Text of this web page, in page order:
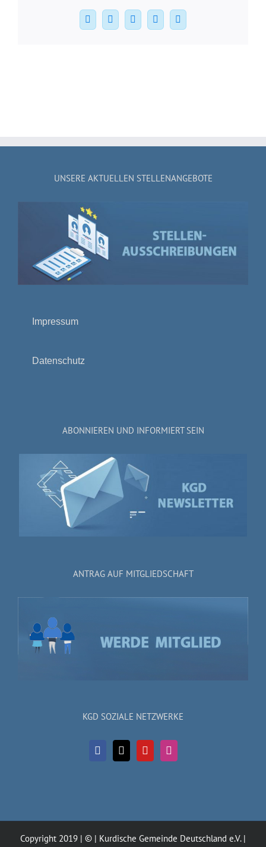
Facebook
X WhatsAppPinterest
E-
Mail
UNSERE AKTUELLEN STELLENANGEBOTE
Impressum
Datenschutz
ABONNIEREN UND INFORMIERT SEIN
ANTRAG AUF MITGLIEDSCHAFT
KGD SOZIALE NETZWERKE
Copyright 2019 | © | Kurdische Gemeinde Deutschland e.V. |